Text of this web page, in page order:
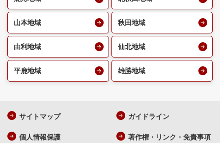
山本地域 秋田地域
由利地域 仙北地域
平鹿地域 雄勝地域
サイトマップ ガイドライン
個人情報保護 著作権・リンク・免責事項